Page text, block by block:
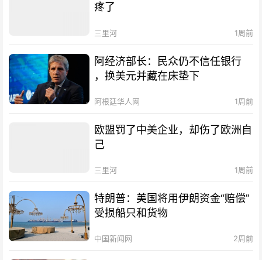
疼了
三里河 1周前
阿经济部长：民众仍不信任银行
，换美元并藏在床垫下
阿根廷华人网 1周前
欧盟罚了中美企业，却伤了欧洲自
己
三里河 1周前
特朗普：美国将用伊朗资金“赔偿”
受损船只和货物
中国新闻网 2周前